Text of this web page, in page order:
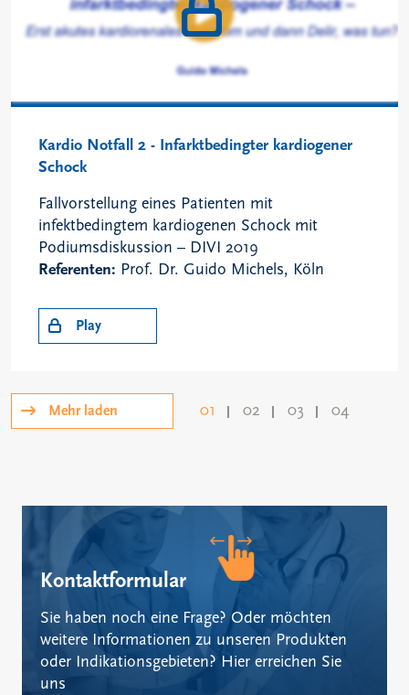
Kardio Notfall 2 - Infarktbedingter kardiogener
Schock
Fallvorstellung eines Patienten mit
infektbedingtem kardiogenen Schock mit
Podiumsdiskussion – DIVI 2019
Referenten: Prof. Dr. Guido Michels, Köln
Play
Mehr laden 01 02 03 04
Kontaktformular
Sie haben noch eine Frage? Oder möchten
weitere Informationen zu unseren Produkten
oder Indikationsgebieten? Hier erreichen Sie
uns